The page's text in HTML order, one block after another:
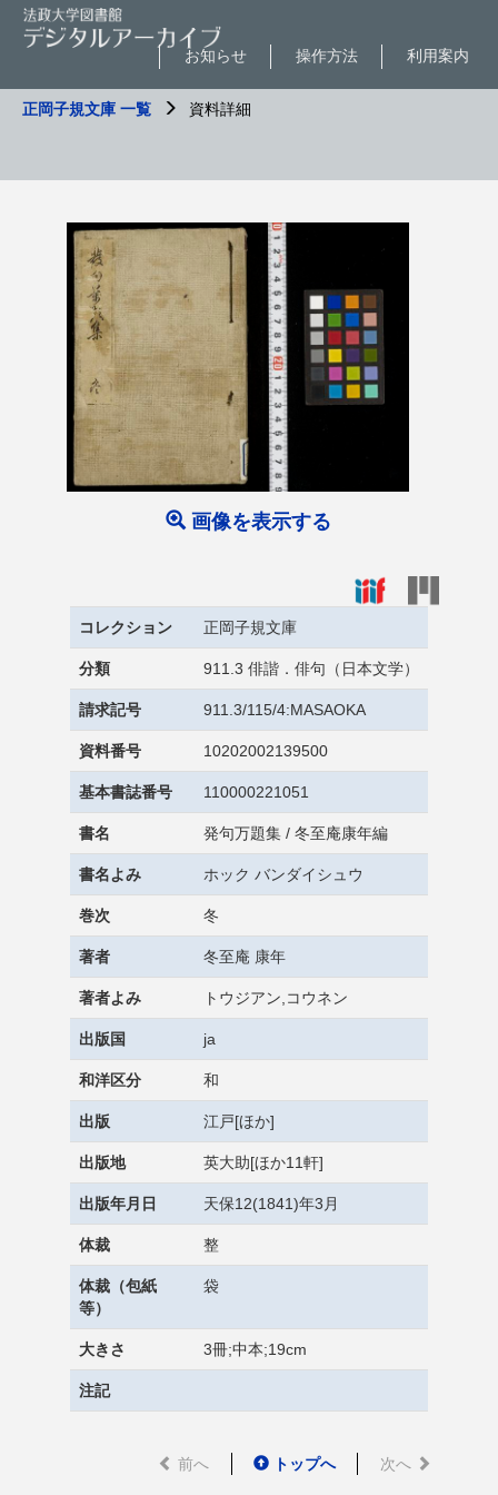
利用案内
操作方法
お知らせ
正岡子規文庫 一覧 資料詳細
画像を表示する
コレクション 正岡子規文庫
分類 911.3 俳諧．俳句（日本文学）
請求記号 911.3/115/4:MASAOKA
資料番号 10202002139500
基本書誌番号 110000221051
書名 発句万題集 / 冬至庵康年編
書名よみ ホック バンダイシュウ
巻次 冬
著者 冬至庵 康年
著者よみ トウジアン,コウネン
出版国 ja
和洋区分 和
出版 江戸[ほか]
出版地 英大助[ほか11軒]
出版年月日 天保12(1841)年3月
体裁 整
体裁（包紙
等）
袋
大きさ 3冊;中本;19cm
注記
前へ トップへ 次へ